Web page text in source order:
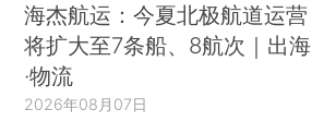
海杰航运：今夏北极航道运营
将扩大至7条船、8航次｜出海
·物流
2026年08月07日